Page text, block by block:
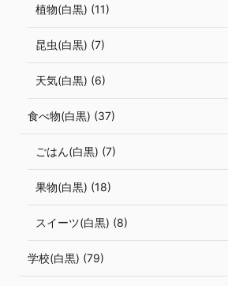
植物(白黒) (11)
昆虫(白黒) (7)
天気(白黒) (6)
食べ物(白黒) (37)
ごはん(白黒) (7)
果物(白黒) (18)
スイーツ(白黒) (8)
学校(白黒) (79)